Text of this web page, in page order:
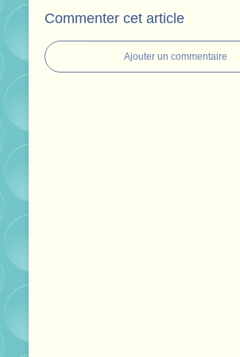
Commenter cet article
Ajouter un commentaire